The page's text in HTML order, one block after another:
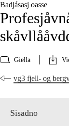
Badjásasj oasse
Giella
vg3 fjell- og
Sisadno